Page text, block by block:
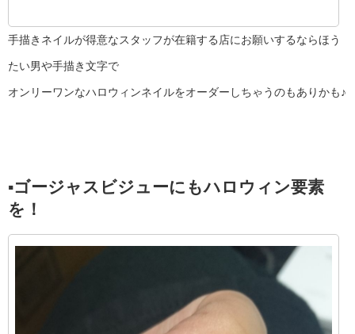
手描きネイルが得意なスタッフが在籍する店にお願いするならほう
たい男や手描き文字で
オンリーワンなハロウィンネイルをオーダーしちゃうのもありかも♪
▪︎ゴージャスビジューにもハロウィン要素
を！